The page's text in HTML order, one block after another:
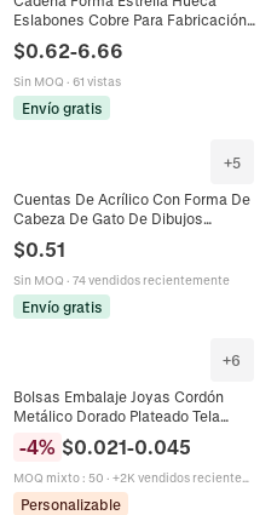
Eslabones Cobre Para Fabricación
Joyas DIY Collares Pulseras
Pendientes Fornituras Estilo
Metálico
$0.62-6.66
Sin MOQ · 61 vistas
Envío gratis
+5
Cuentas De Acrílico Con Forma De
Cabeza De Gato De Dibujos
Metálicas Para Hacer Joyas De
Bricolaje Accesorios De Artesanía
$0.51
Sin MOQ · 74 vendidos recientemente
Envío gratis
+6
Bolsas Embalaje Joyas Cordón
Metálico Dorado Plateado Tela
Brillante Saquitos Para Regalos
Almacenamiento Organizador
-4% $0.021-0.045
MOQ mixto: 50 · +2K vendidos recientemente
Personalizable